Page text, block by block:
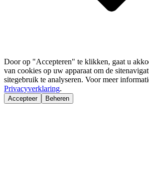
Door op "Accepteren" te klikken, gaat u
van cookies op uw apparaat om de
sitegebruik te analyseren. Voor meer
Privacyverklaring.
Accepteer Beheren